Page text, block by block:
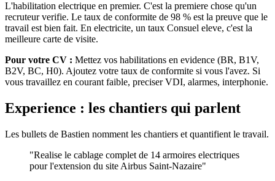
L'habilitation electrique en premier. C'est la premiere chose qu'un
recruteur verifie. Le taux de conformite de 98 % est la preuve que le
travail est bien fait. En electricite, un taux Consuel eleve, c'est la
meilleure carte de visite.
Pour votre CV : Mettez vos habilitations en evidence (BR, B1V,
B2V, BC, H0). Ajoutez votre taux de conformite si vous l'avez. Si
vous travaillez en courant faible, preciser VDI, alarmes, interphonie.
Experience : les chantiers qui parlent
Les bullets de Bastien nomment les chantiers et quantifient le travail.
"Realise le cablage complet de 14 armoires electriques
pour l'extension du site Airbus Saint-Nazaire"